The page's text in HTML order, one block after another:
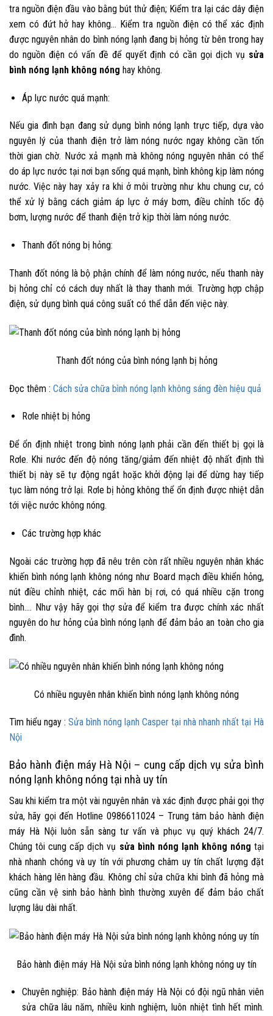
tra nguồn điện đầu vào bằng bút thử điện; Kiểm tra lại các dây điện
xem có đứt hở hay không… Kiểm tra nguồn điện có thể xác định
được nguyên nhân do bình nóng lạnh đang bị hỏng từ bên trong hay
do nguồn điện có vấn đề để quyết định có cần gọi dịch vụ sửa
bình nóng lạnh không nóng hay không.
Áp lực nước quá mạnh:
Nếu gia đình bạn đang sử dụng bình nóng lạnh trực tiếp, dựa vào
nguyên lý của thanh điện trở làm nóng nước ngay không cần tốn
thời gian chờ. Nước xả mạnh mà không nóng nguyên nhân có thể
do áp lực nước tại nơi bạn sống quá mạnh, bình không kịp làm nóng
nước. Việc này hay xảy ra khi ở môi trường như khu chung cư, có
thể xử lý bằng cách giảm áp lực ở máy bơm, điều chỉnh tốc độ
bơm, lượng nước để thanh điện trở kịp thời làm nóng nước.
Thanh đốt nóng bị hỏng:
Thanh đốt nóng là bộ phận chính để làm nóng nước, nếu thanh này
bị hỏng chỉ có cách duy nhất là thay thanh mới. Trường hợp chập
điện, sử dụng bình quá công suất có thể dẫn đến việc này.
Thanh đốt nóng của bình nóng lạnh bị hỏng
Đọc thêm : Cách sửa chữa bình nóng lạnh không sáng đèn hiệu quả
Rơle nhiệt bị hỏng
Để ổn định nhiệt trong bình nóng lạnh phải cần đến thiết bị gọi là
Rơle. Khi nước đến độ nóng tăng/giảm đến nhiệt độ nhất định thì
thiết bị này sẽ tự động ngắt hoặc khởi động lại để dừng hay tiếp
tục làm nóng trở lại. Rơle bị hỏng không thể ổn định được nhiệt dẫn
tới việc nước không nóng.
Các trường hợp khác
Ngoài các trường hợp đã nêu trên còn rất nhiều nguyên nhân khác
khiến bình nóng lạnh không nóng như Board mạch điều khiển hỏng,
nút điều chỉnh nhiệt, các mối hàn bị rơi, có quá nhiều cặn trong
bình…. Như vậy hãy gọi thợ sửa để kiểm tra được chính xác nhất
nguyên do hư hỏng của bình nóng lạnh để đảm bảo an toàn cho gia
đình.
Có nhiều nguyên nhân khiến bình nóng lạnh không nóng
Tìm hiểu ngay : Sửa bình nóng lạnh Casper tại nhà nhanh nhất tại Hà
Nội
Bảo hành điện máy Hà Nội – cung cấp dịch vụ sửa bình
nóng lạnh không nóng tại nhà uy tín
Sau khi kiểm tra một vài nguyên nhân và xác định được phải gọi thợ
sửa, hãy gọi đến Hotline 0986611024 – Trung tâm bảo hành điện
máy Hà Nội luôn sẵn sàng tư vấn và phục vụ quý khách 24/7.
Chúng tôi cung cấp dịch vụ sửa bình nóng lạnh không nóng tại
nhà nhanh chóng và uy tín với phương châm uy tín chất lượng đặt
khách hàng lên hàng đầu. Không chỉ sửa chữa khi bình đã hỏng mà
cũng cần vệ sinh bảo hành bình thường xuyên để đảm bảo chất
lượng lâu dài nhất.
Bảo hành điện máy Hà Nội sửa bình nóng lạnh không nóng uy tín
Chuyên nghiệp: Bảo hành điện máy Hà Nội có đội ngũ nhân viên
sửa chữa lâu năm, nhiều kinh nghiệm, luôn nhiệt tình hết mình.